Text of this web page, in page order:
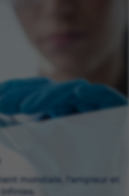
mondiale, l'ampleur et